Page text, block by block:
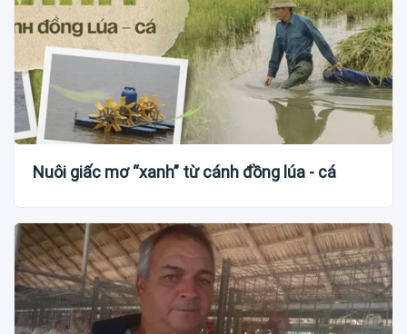
Nuôi giấc mơ “xanh” từ cánh đồng lúa - cá